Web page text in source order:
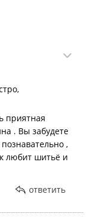
приятная
. Вы забудете
,
любит шитьё и
ответить